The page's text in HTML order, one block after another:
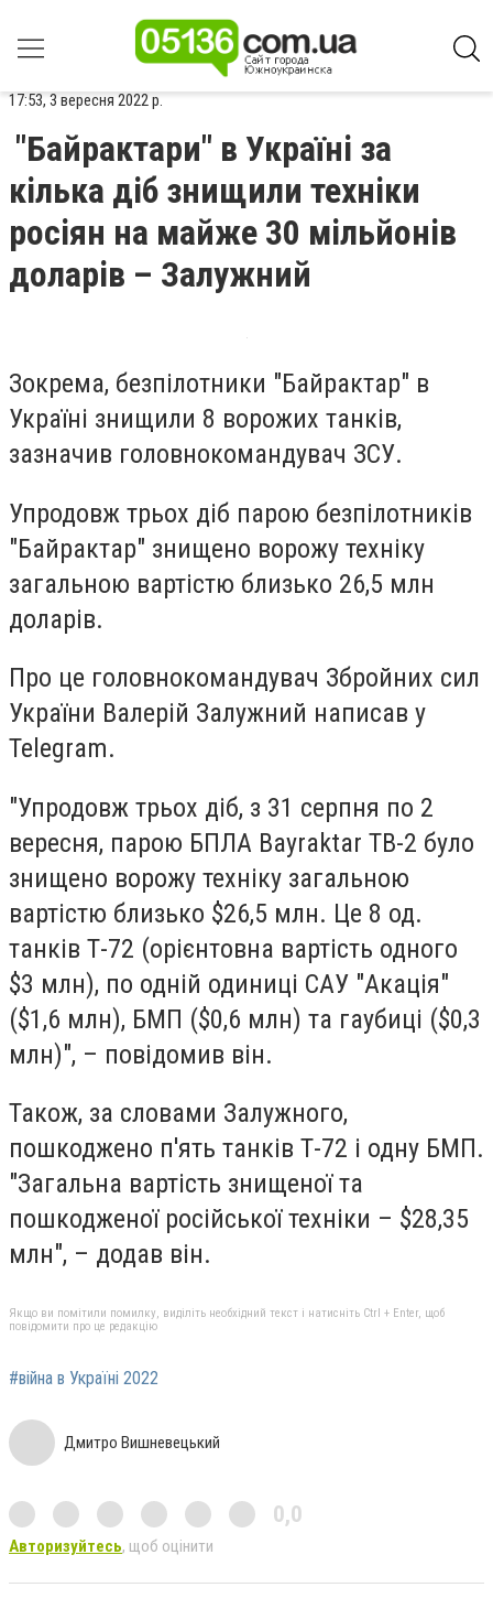
17:53, 3 вересня 2022 р.
"Байрактари" в Україні за
кілька діб знищили техніки
росіян на майже 30 мільйонів
доларів – Залужний
Зокрема, безпілотники "Байрактар" в
Україні знищили 8 ворожих танків,
зазначив головнокомандувач ЗСУ.
Упродовж трьох діб парою безпілотників
"Байрактар" знищено ворожу техніку
загальною вартістю близько 26,5 млн
доларів.
Про це головнокомандувач Збройних сил
України Валерій Залужний написав у
Telegram.
"Упродовж трьох діб, з 31 серпня по 2
вересня, парою БПЛА Bayraktar ТВ-2 було
знищено ворожу техніку загальною
вартістю близько $26,5 млн. Це 8 од.
танків Т-72 (орієнтовна вартість одного
$3 млн), по одній одиниці САУ "Акація"
($1,6 млн), БМП ($0,6 млн) та гаубиці ($0,3
млн)", – повідомив він.
Також, за словами Залужного,
пошкоджено п'ять танків Т-72 і одну БМП.
"Загальна вартість знищеної та
пошкодженої російської техніки – $28,35
млн", – додав він.
Якщо ви помітили помилку, виділіть необхідний текст і натисніть Ctrl + Enter, щоб
повідомити про це редакцію
#війна в Україні 2022
Дмитро Вишневецький
0,0
Авторизуйтесь, щоб оцінити